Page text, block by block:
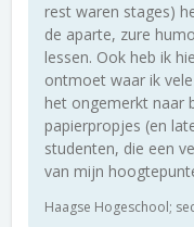
rest waren stages)
de aparte, zure
lessen. Ook heb ik
ontmoet waar ik
het ongemerkt naar
papierpropjes (en
studenten, die een
van mijn
Haagse Hogeschool;